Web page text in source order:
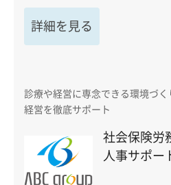
詳細を見る
診療や経営に専念できる環境づ
経営を徹底サポート
社会保険労
人事サポー